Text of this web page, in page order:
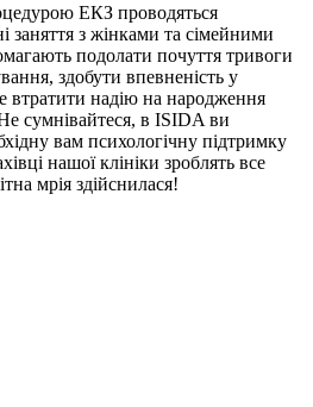
ЕКЗ проводяться
заняття з жінками та сімейними
подолати почуття тривоги
здобути впевненість у
втратити надію на народження
сумнівайтеся, в ISIDA ви
вам психологічну підтримку
нашої клініки зроблять все
мрія здійснилася!